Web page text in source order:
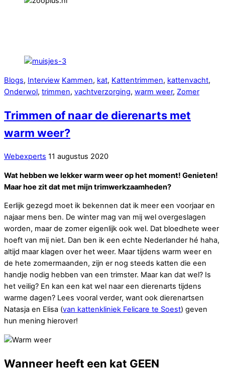
Blogs, Interview Kammen, kat, Kattentrimmen, kattenvacht,
Onderwol, trimmen, vachtverzorging, warm weer, Zomer
Trimmen of naar de dierenarts met
warm weer?
Webexperts 11 augustus 2020
Wat hebben we lekker warm weer op het moment! Genieten!
Maar hoe zit dat met mijn trimwerkzaamheden?
Eerlijk gezegd moet ik bekennen dat ik meer een voorjaar en
najaar mens ben. De winter mag van mij wel overgeslagen
worden, maar de zomer eigenlijk ook wel. Dat bloedhete weer
hoeft van mij niet. Dan ben ik een echte Nederlander hé haha,
altijd maar klagen over het weer. Maar tijdens warm weer en
de hete zomermaanden, zijn er nog steeds katten die een
handje nodig hebben van een trimster. Maar kan dat wel? Is
het veilig? En kan een kat wel naar een dierenarts tijdens
warme dagen? Lees vooral verder, want ook dierenartsen
Natasja en Elisa (van kattenkliniek Felicare te Soest) geven
hun mening hierover!
Wanneer heeft een kat GEEN